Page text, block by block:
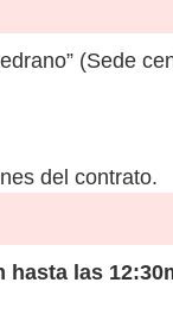
(Sede
del contrato.
hasta las